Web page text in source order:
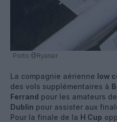
Porto @Ryanair
La compagnie aérienne low
des vols supplémentaires à
Ferrand pour les amateurs
Dublin pour assister aux
Pour la finale de la H Cup